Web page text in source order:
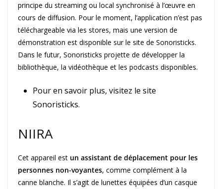
principe du streaming ou local synchronisé à l’œuvre en
cours de diffusion. Pour le moment, l’application n’est pas
téléchargeable via les stores, mais une version de
démonstration est disponible sur le site de Sonoristicks.
Dans le futur, Sonoristicks projette de développer la
bibliothèque, la vidéothèque et les podcasts disponibles.
Pour en savoir plus, visitez le site
Sonoristicks.
NIIRA
Cet appareil est un assistant de déplacement pour les
personnes non-voyantes, comme complément à la
canne blanche. Il s’agit de lunettes équipées d’un casque